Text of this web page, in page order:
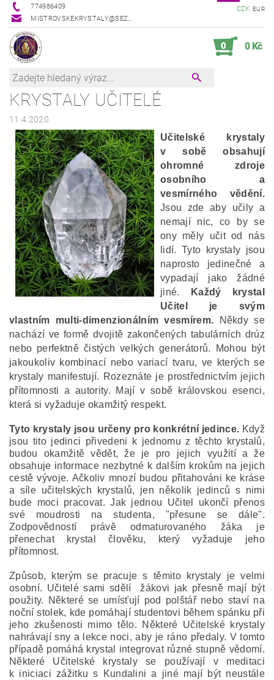
774986409
MISTROVSKEKRYSTALY@SEZNAM.CZ
CZK EUR
0 0 Kč
KRYSTALY UČITELÉ
11.4.2020
Učitelské krystaly
v sobě obsahují
ohromné zdroje
osobního a
vesmírného vědění.
Jsou zde aby učily a
nemají nic, co by se
ony měly učit od nás
lidí. Tyto krystaly jsou
naprosto jedinečné a
vypadají jako žádné
jiné.
Každý krystal
Učitel je svým
vlastním multi-dimenzionálním vesmírem. Někdy se
nachází ve formě dvojitě zakončených tabulárních drúz
nebo perfektně čistých velkých generátorů. Mohou být
jakoukoliv kombinací nebo variací tvaru, ve kterých se
krystaly manifestují. Rozeznáte je prostřednictvím jejich
přítomnosti a autority. Mají v sobě královskou esenci,
která si vyžaduje okamžitý respekt.
Tyto krystaly jsou určeny pro konkrétní jedince. Když
jsou tito jedinci přivedeni k jednomu z těchto krystalů,
budou okamžitě vědět, že je pro jejich využití a že
obsahuje informace nezbytné k dalším krokům na jejich
cestě vývoje. Ačkoliv mnozí budou přitahováni ke kráse
a síle učitelských krystalů, jen několik jedinců s nimi
bude moci pracovat. Jak jednou Učitel ukončí přenos
své moudrosti na studenta, "přesune se dále".
Zodpovědností právě odmaturovaného žáka je
přenechat krystal člověku, který vyžaduje jeho
přítomnost.
Způsob, kterým se pracuje s těmito krystaly je velmi
osobní. Učitelé sami sdělí žákovi jak přesně mají být
použity. Některé se umísťují pod polštář nebo staví na
noční stolek, kde pomáhají studentovi během spánku při
jeho zkušenosti mimo tělo. Některé Učitelské krystaly
nahrávají sny a lekce noci, aby je ráno předaly. V tomto
případě pomáhá krystal integrovat různé stupně vědomí.
Některé Učitelské krystaly se používají v meditaci
k iniciaci zážitku s Kundalini a jiné mají být neustále